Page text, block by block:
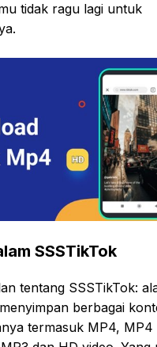
tidak ragu lagi untuk
SSSTikTok
tentang SSSTikTok:
berbagai
termasuk MP4, MP4